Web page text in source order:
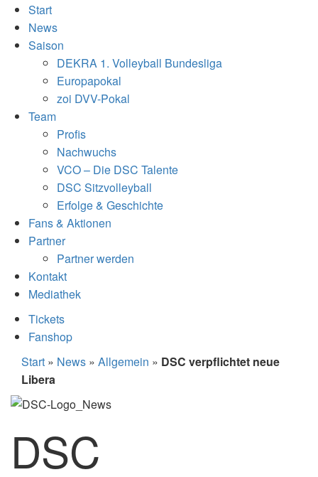
Start
News
Saison
DEKRA 1. Volleyball Bundesliga
Europapokal
zoi DVV-Pokal
Team
Profis
Nachwuchs
VCO – Die DSC Talente
DSC Sitzvolleyball
Erfolge & Geschichte
Fans & Aktionen
Partner
Partner werden
Kontakt
Mediathek
Tickets
Fanshop
Start » News » Allgemein » DSC verpflichtet neue
Libera
DSC